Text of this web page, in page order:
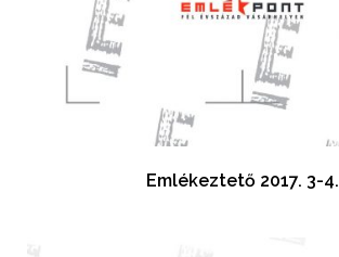
Emlékeztető 2017. 3-4.